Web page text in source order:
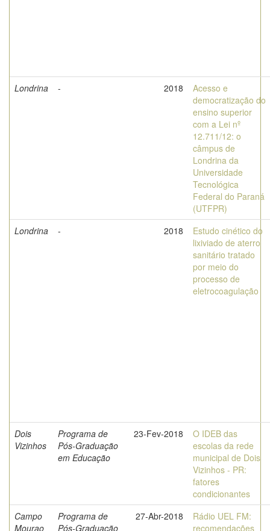
Londrina - 2018
Acesso e
democratização do
ensino superior
com a Lei nº
12.711/12: o
câmpus de
Londrina da
Universidade
Tecnológica
Federal do Paraná
(UTFPR)
Londrina
- 2018
Estudo cinético do
lixiviado de aterro
sanitário tratado
por meio do
processo de
eletrocoagulação
Dois
Vizinhos
Programa de
Pós-Graduação
em Educação
23-Fev-2018
O IDEB das
escolas da rede
municipal de Dois
Vizinhos - PR:
fatores
condicionantes
Campo
Mourao
Programa de
Pós-Graduação
27-Abr-2018
Rádio UEL FM:
recomendações